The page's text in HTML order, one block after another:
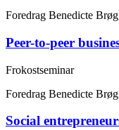
Foredrag Benedicte
Peer-to-peer
Frokostseminar
Foredrag Benedicte
Social